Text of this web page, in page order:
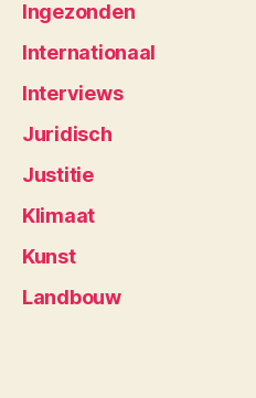
Ingezonden
Internationaal
Interviews
Juridisch
Justitie
Klimaat
Kunst
Landbouw